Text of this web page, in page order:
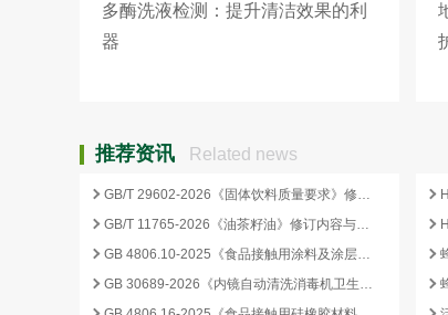
多酶洗液检测：提升清洁效果的利
器
推荐资讯 Related news
GB/T 29602-2026《固体饮料质量要求》修订要点与企业合规应对
GB/T 11765-2026《油茶籽油》修订内容与产业影响分析
GB 4806.10-2025《食品接触用涂料及涂层》标准核心变化解析
GB 30689-2026《内镜自动清洗消毒机卫生要求》解读与检测合规要点